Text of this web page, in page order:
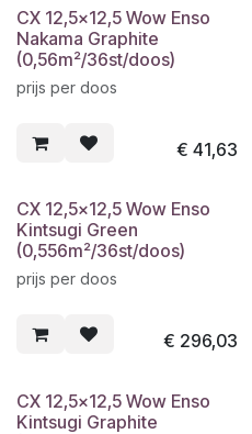
CX 12,5x12,5 Wow Enso
Nakama Graphite
(0,56m²/36st/doos)
prijs per doos
€ 41,63
CX 12,5x12,5 Wow Enso
Kintsugi Green
(0,556m²/36st/doos)
prijs per doos
€ 296,03
CX 12,5x12,5 Wow Enso
Kintsugi Graphite